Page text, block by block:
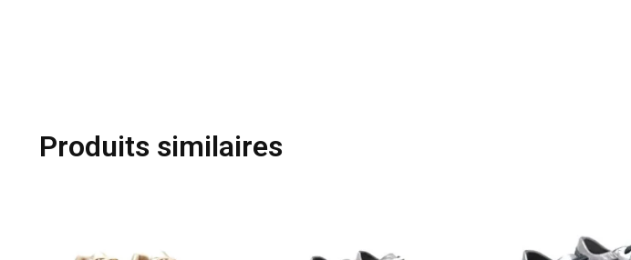
Produits similaires